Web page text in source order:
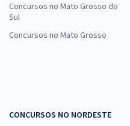
Concursos no Mato Grosso do
Sul
Concursos no Mato Grosso
CONCURSOS NO NORDESTE